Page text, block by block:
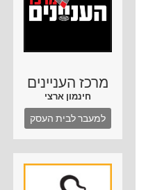
מרכז העניינים
חינמון ארצי
למעבר לבית העסק